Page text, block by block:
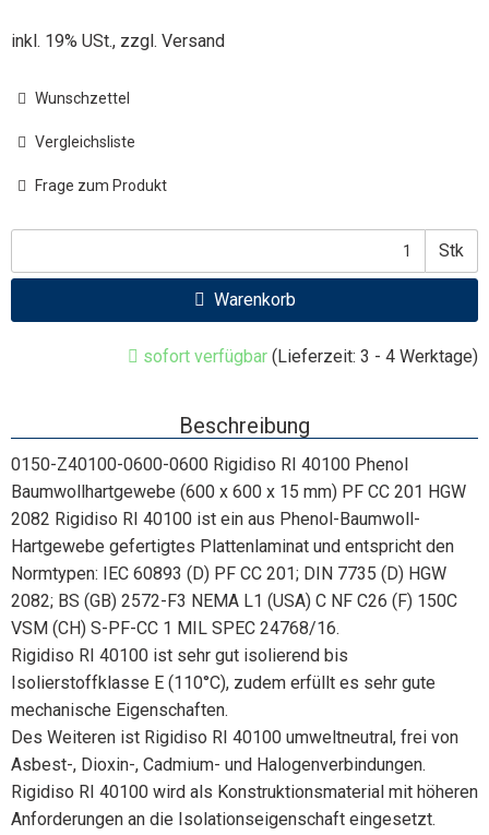
inkl. 19% USt., zzgl. Versand
Wunschzettel
Vergleichsliste
Frage zum Produkt
Stk
Warenkorb
sofort verfügbar (Lieferzeit: 3 - 4 Werktage)
Beschreibung
0150-Z40100-0600-0600 Rigidiso RI 40100 Phenol
Baumwollhartgewebe (600 x 600 x 15 mm) PF CC 201 HGW
2082 Rigidiso RI 40100 ist ein aus Phenol-Baumwoll-
Hartgewebe gefertigtes Plattenlaminat und entspricht den
Normtypen: IEC 60893 (D) PF CC 201; DIN 7735 (D) HGW
2082; BS (GB) 2572-F3 NEMA L1 (USA) C NF C26 (F) 150C
VSM (CH) S-PF-CC 1 MIL SPEC 24768/16.
Rigidiso RI 40100 ist sehr gut isolierend bis
Isolierstoffklasse E (110°C), zudem erfüllt es sehr gute
mechanische Eigenschaften.
Des Weiteren ist Rigidiso RI 40100 umweltneutral, frei von
Asbest-, Dioxin-, Cadmium- und Halogenverbindungen.
Rigidiso RI 40100 wird als Konstruktionsmaterial mit höheren
Anforderungen an die Isolationseigenschaft eingesetzt.